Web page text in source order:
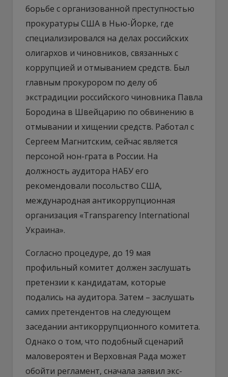
борьбе с организованной преступностью
прокуратуры США в Нью-Йорке, где
специализировался на делах российских
олигархов и чиновников, связанных с
коррупцией и отмыванием средств. Был
главным прокурором по делу об
экстрадиции российского чиновника Павла
Бородина в Швейцарию по обвинению в
отмывании и хищении средств. Работал с
Сергеем Магнитским, сейчас является
персоной нон-грата в России. На
должность аудитора НАБУ его
рекомендовали посольство США,
международная антикоррупционная
организация «Transparency International
Украина».
Согласно процедуре, до 19 мая
профильный комитет должен заслушать
претензии к кандидатам, которые
подались на аудитора. Затем – заслушать
самих претендентов на следующем
заседании антикоррупционного комитета.
Однако о том, что подобный сценарий
маловероятен и Верховная Рада может
обойти регламент, сначала заявил экс-